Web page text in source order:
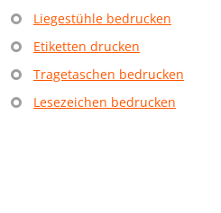
Liegestühle bedrucken
Etiketten drucken
Tragetaschen bedrucken
Lesezeichen bedrucken